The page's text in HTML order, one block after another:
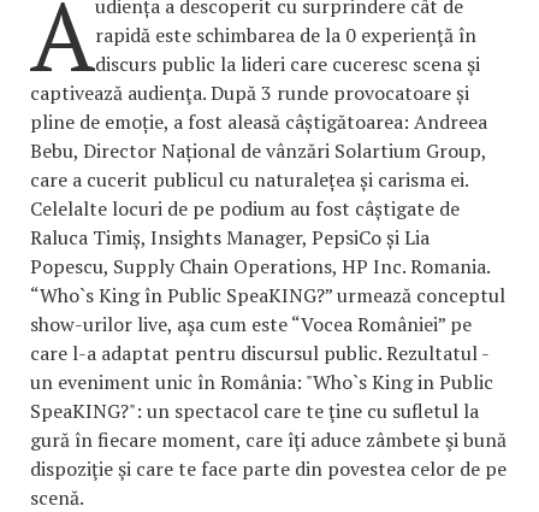
Audiența a descoperit cu surprindere cât de
rapidă este schimbarea de la 0 experienţă în
discurs public la lideri care cuceresc scena şi
captivează audienţa. După 3 runde provocatoare și
pline de emoție, a fost aleasă câștigătoarea: Andreea
Bebu, Director Național de vânzări Solartium Group,
care a cucerit publicul cu naturalețea și carisma ei.
Celelalte locuri de pe podium au fost câștigate de
Raluca Timiș, Insights Manager, PepsiCo și Lia
Popescu, Supply Chain Operations, HP Inc. Romania.
“Who`s King în Public SpeaKING?” urmează conceptul
show-urilor live, aşa cum este “Vocea României” pe
care l-a adaptat pentru discursul public. Rezultatul -
un eveniment unic în România: "Who`s King in Public
SpeaKING?": un spectacol care te ţine cu sufletul la
gură în fiecare moment, care îţi aduce zâmbete şi bună
dispoziţie şi care te face parte din povestea celor de pe
scenă.